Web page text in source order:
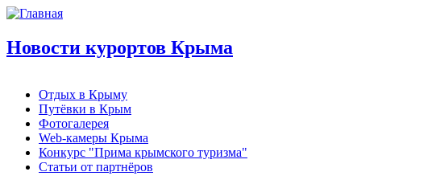
Новости курортов Крыма
Отдых в Крыму
Путёвки в Крым
Фотогалерея
Web-камеры Крыма
Конкурс "Прима крымского туризма"
Статьи от партнёров